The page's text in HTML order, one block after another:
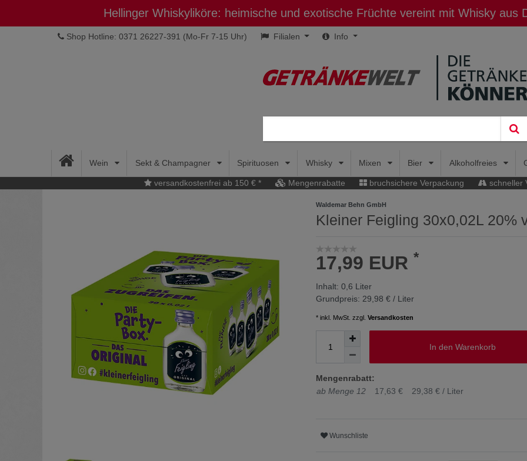
Hellinger Whiskyliköre: heimische und exotische Früchte vereint mit Whisky aus
Shop Hotline: 0371 26227-391 (Mo-Fr 7-15 Uhr) Filialen Info
Wein Sekt & Champagner Spirituosen Whisky Mixen Bier Alkoholfreies
versandkostenfrei ab 150 € * Mengenrabatte bruchsichere Verpackung schneller
Waldemar Behn GmbH
Kleiner Feigling 30x0,02L 20%
17,99 EUR *
Inhalt: 0,6 Liter
Grundpreis: 29,98 € / Liter
* inkl. MwSt. zzgl. Versandkosten
In den Warenkorb
Mengenrabatt:
ab Menge 12
17,63 € 29,38 € / Liter
Wunschliste